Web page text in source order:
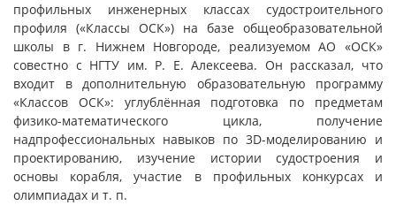
профильных инженерных классах судостроительного
профиля («Классы ОСК») на базе общеобразовательной
школы в г. Нижнем Новгороде, реализуемом АО «ОСК»
совестно с НГТУ им. Р. Е. Алексеева. Он рассказал, что
входит в дополнительную образовательную программу
«Классов ОСК»: углублённая подготовка по предметам
физико-математического цикла, получение
надпрофессиональных навыков по 3D-моделированию и
проектированию, изучение истории судостроения и
основы корабля, участие в профильных конкурсах и
олимпиадах и т. п.